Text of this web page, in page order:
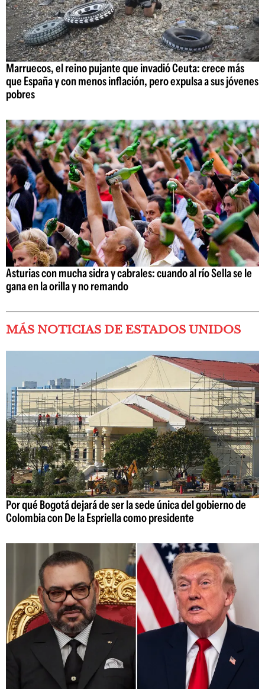
Marruecos, el reino pujante que invadió Ceuta: crece más
que España y con menos inflación, pero expulsa a sus jóvenes
pobres
Asturias con mucha sidra y cabrales: cuando al río Sella se le
gana en la orilla y no remando
MÁS NOTICIAS DE ESTADOS UNIDOS
Por qué Bogotá dejará de ser la sede única del gobierno de
Colombia con De la Espriella como presidente